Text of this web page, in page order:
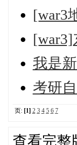
[war3
[war3]
我是
考研
页: [1] 2 3 4 5 6 7
查看完整